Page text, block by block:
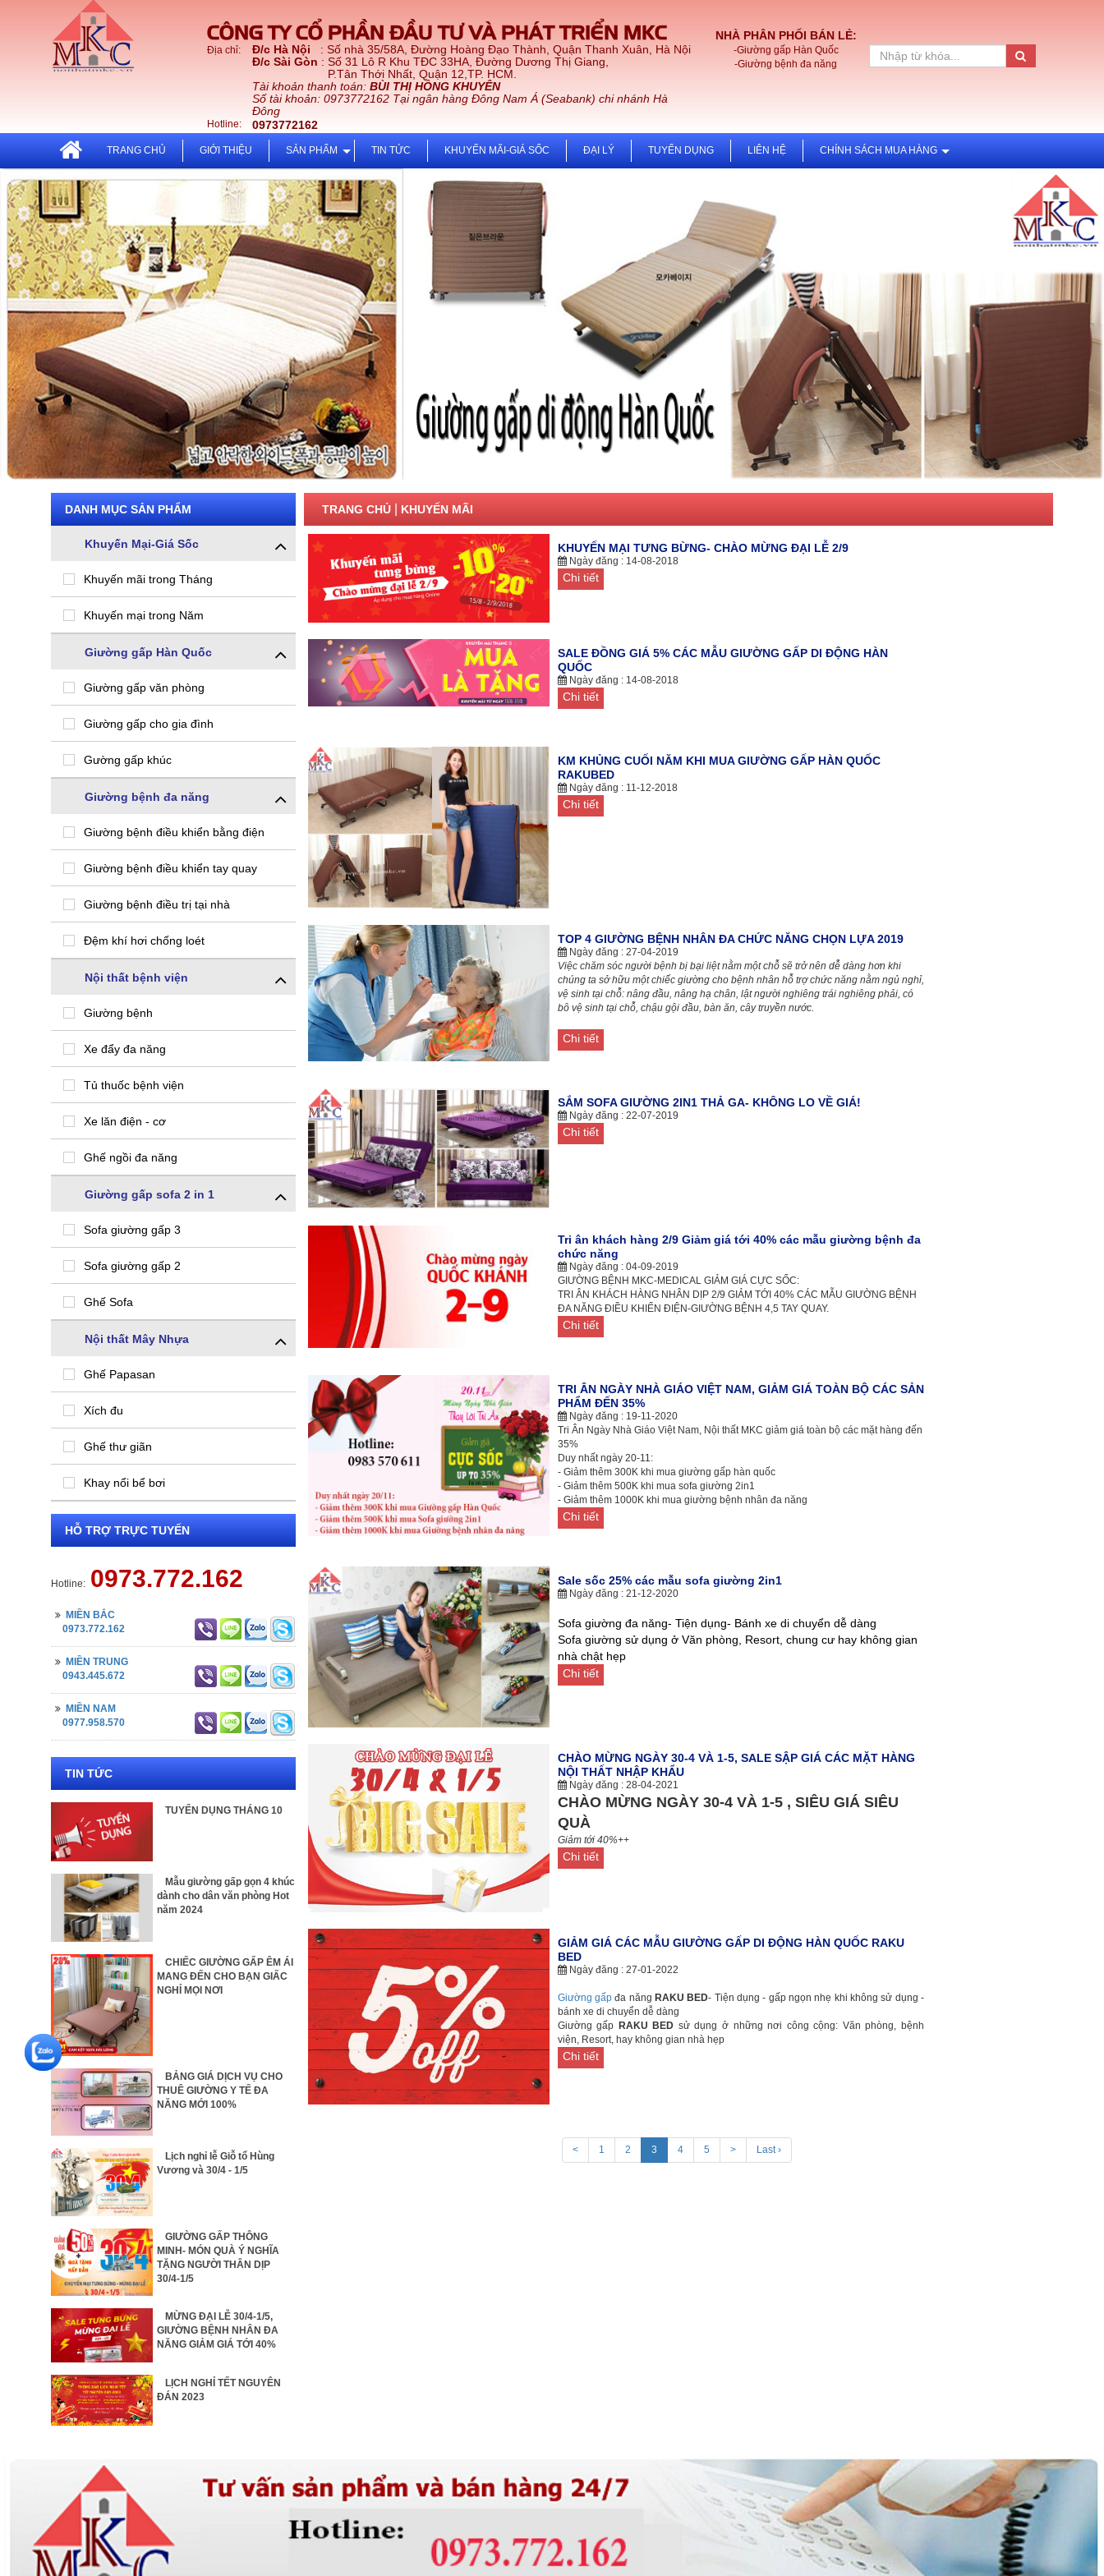
CÔNG TY CỔ PHẦN ĐẦU TƯ VÀ PHÁT TRIỂN MKC
Địa chỉ: Đ/c Hà Nội : Số nhà 35/58A, Đường Hoàng Đạo Thành, Quận Thanh Xuân, Hà Nội
Đ/c Sài Gòn : Số 31 Lô R Khu TĐC 33HA, Đường Dương Thị Giang,
P.Tân Thới Nhất, Quận 12,TP. HCM.
Tài khoản thanh toán: BÙI THỊ HỒNG KHUYÊN
Số tài khoản: 0973772162 Tại ngân hàng Đông Nam Á (Seabank) chi nhánh Hà
Đông
Hotline: 0973772162
NHÀ PHÂN PHỐI BÁN LẺ:
-Giường gấp Hàn Quốc
-Giường bệnh đa năng
TRANG CHỦ GIỚI THIỆU SẢN PHẨM TIN TỨC KHUYẾN MÃI-GIÁ SỐC ĐẠI LÝ TUYỂN DỤNG LIÊN HỆ CHÍNH SÁCH MUA HÀNG
DANH MỤC SẢN PHẨM
Khuyến Mại-Giá Sốc
Khuyến mãi trong Tháng
Khuyến mại trong Năm
Giường gấp Hàn Quốc
Giường gấp văn phòng
Giường gấp cho gia đình
Gường gấp khúc
Giường bệnh đa năng
Giường bệnh điều khiển bằng điện
Giường bệnh điều khiển tay quay
Giường bệnh điều trị tại nhà
Đệm khí hơi chống loét
Nội thất bệnh viện
Giường bệnh
Xe đẩy đa năng
Tủ thuốc bệnh viện
Xe lăn điện - cơ
Ghế ngồi đa năng
Giường gấp sofa 2 in 1
Sofa giường gấp 3
Sofa giường gấp 2
Ghế Sofa
Nội thất Mây Nhựa
Ghế Papasan
Xích đu
Ghế thư giãn
Khay nổi bể bơi
HỖ TRỢ TRỰC TUYẾN
Hotline: 0973.772.162
MIỀN BẮC
0973.772.162
MIỀN TRUNG
0943.445.672
MIỀN NAM
0977.958.570
TIN TỨC
TUYỂN DỤNG THÁNG 10
Mẫu giường gấp gọn 4 khúc
dành cho dân văn phòng Hot
năm 2024
CHIẾC GIƯỜNG GẤP ÊM ÁI
MANG ĐẾN CHO BẠN GIẤC
NGHỈ MỌI NƠI
BẢNG GIÁ DỊCH VỤ CHO
THUÊ GIƯỜNG Y TẾ ĐA
NĂNG MỚI 100%
Lịch nghỉ lễ Giỗ tổ Hùng
Vương và 30/4 - 1/5
GIƯỜNG GẤP THÔNG
MINH- MÓN QUÀ Ý NGHĨA
TẶNG NGƯỜI THÂN DỊP
30/4-1/5
MỪNG ĐẠI LỄ 30/4-1/5,
GIƯỜNG BỆNH NHÂN ĐA
NĂNG GIẢM GIÁ TỚI 40%
LỊCH NGHỈ TẾT NGUYÊN
ĐÁN 2023
TRANG CHỦ| KHUYẾN MÃI
KHUYẾN MẠI TƯNG BỪNG- CHÀO MỪNG ĐẠI LỄ 2/9
Ngày đăng : 14-08-2018
Chi tiết
SALE ĐỒNG GIÁ 5% CÁC MẪU GIƯỜNG GẤP DI ĐỘNG HÀN
QUỐC
Ngày đăng : 14-08-2018
Chi tiết
KM KHỦNG CUỐI NĂM KHI MUA GIƯỜNG GẤP HÀN QUỐC
RAKUBED
Ngày đăng : 11-12-2018
Chi tiết
TOP 4 GIƯỜNG BỆNH NHÂN ĐA CHỨC NĂNG CHỌN LỰA 2019
Ngày đăng : 27-04-2019
Việc chăm sóc người bệnh bị bại liệt nằm một chỗ sẽ trở nên dễ dàng hơn khi
chúng ta sở hữu một chiếc giường cho bệnh nhân hỗ trợ chức năng nằm ngủ nghỉ,
vệ sinh tại chỗ: nâng đầu, nâng hạ chân, lật người nghiêng trái nghiêng phải, có
bô vệ sinh tại chỗ, chậu gội đầu, bàn ăn, cây truyền nước.
Chi tiết
SẮM SOFA GIƯỜNG 2IN1 THẢ GA- KHÔNG LO VỀ GIÁ!
Ngày đăng : 22-07-2019
Chi tiết
Tri ân khách hàng 2/9 Giảm giá tới 40% các mẫu giường bệnh đa
chức năng
Ngày đăng : 04-09-2019
GIƯỜNG BỆNH MKC-MEDICAL GIẢM GIÁ CỰC SỐC:
TRI ÂN KHÁCH HÀNG NHÂN DỊP 2/9 GIẢM TỚI 40% CÁC MẪU GIƯỜNG BỆNH
ĐA NĂNG ĐIỀU KHIỂN ĐIỆN-GIƯỜNG BỆNH 4,5 TAY QUAY.
Chi tiết
TRI ÂN NGÀY NHÀ GIÁO VIỆT NAM, GIẢM GIÁ TOÀN BỘ CÁC SẢN
PHẨM ĐẾN 35%
Ngày đăng : 19-11-2020
Tri Ân Ngày Nhà Giáo Việt Nam, Nội thất MKC giảm giá toàn bộ các mặt hàng đến
35%
Duy nhất ngày 20-11:
- Giảm thêm 300K khi mua giường gấp hàn quốc
- Giảm thêm 500K khi mua sofa giường 2in1
- Giảm thêm 1000K khi mua giường bệnh nhân đa năng
Chi tiết
Sale sốc 25% các mẫu sofa giường 2in1
Ngày đăng : 21-12-2020
Sofa giường đa năng- Tiện dụng- Bánh xe di chuyển dễ dàng
Sofa giường sử dụng ở Văn phòng, Resort, chung cư hay không gian
nhà chật hẹp
Chi tiết
CHÀO MỪNG NGÀY 30-4 VÀ 1-5, SALE SẬP GIÁ CÁC MẶT HÀNG
NỘI THẤT NHẬP KHẨU
Ngày đăng : 28-04-2021
CHÀO MỪNG NGÀY 30-4 VÀ 1-5 , SIÊU GIÁ SIÊU
QUÀ
Giảm tới 40%++
Chi tiết
GIẢM GIÁ CÁC MẪU GIƯỜNG GẤP DI ĐỘNG HÀN QUỐC RAKU
BED
Ngày đăng : 27-01-2022
Giường gấpđa năng RAKU BED- Tiện dụng - gấp ngọn nhẹ khi không sử dụng -
bánh xe di chuyển dễ dàng
Giường gấp RAKU BED sử dụng ở những nơi công cộng: Văn phòng, bệnh
viện, Resort, hay không gian nhà hẹp
Chi tiết
< 1 2 3 4 5 > Last ›